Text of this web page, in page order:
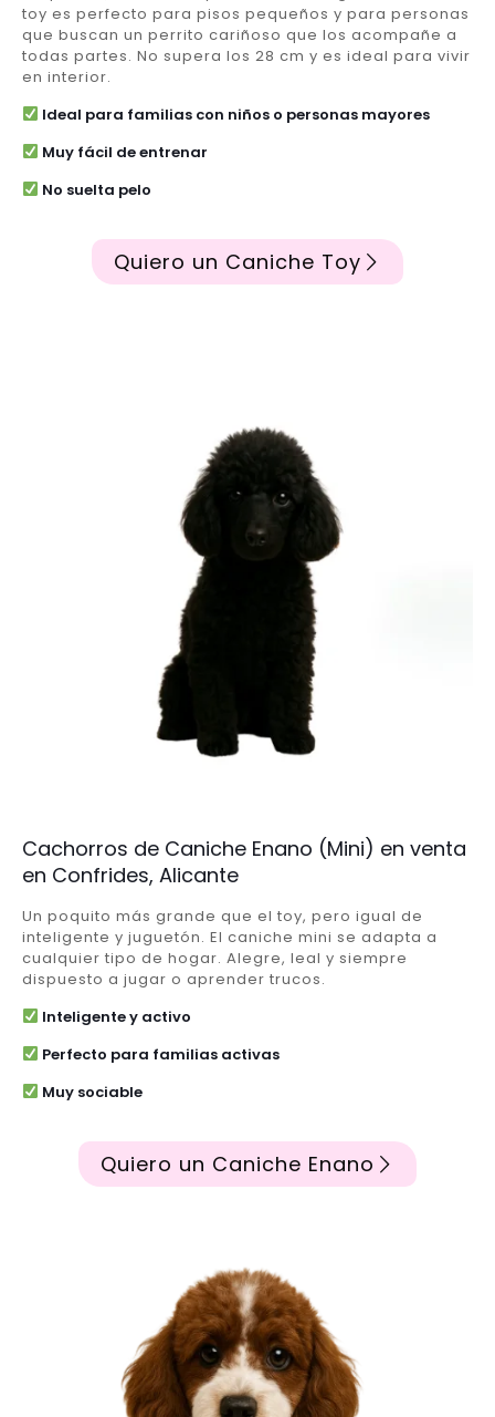
toy es perfecto para pisos pequeños y para personas
que buscan un perrito cariñoso que los acompañe a
todas partes. No supera los 28 cm y es ideal para vivir
en interior.
Ideal para familias con niños o personas mayores
Muy fácil de entrenar
No suelta pelo
Quiero un Caniche Toy
Cachorros de Caniche Enano (Mini) en venta
en Confrides, Alicante
Un poquito más grande que el toy, pero igual de
inteligente y juguetón. El caniche mini se adapta a
cualquier tipo de hogar. Alegre, leal y siempre
dispuesto a jugar o aprender trucos.
Inteligente y activo
Perfecto para familias activas
Muy sociable
Quiero un Caniche Enano